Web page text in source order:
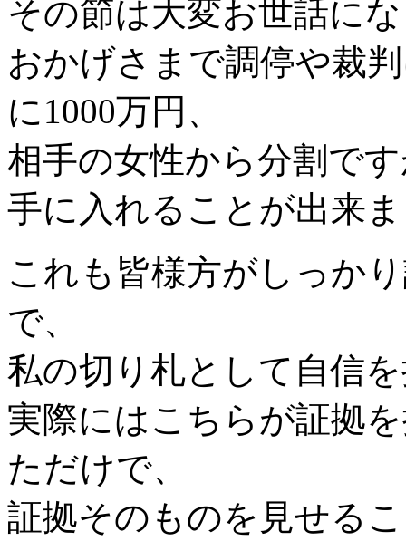
その節は大変お世話に
おかげさまで調停や裁
に1000万円、
相手の女性から分割で
手に入れることが出来
これも皆様方がしっか
で、
私の切り札として自信
実際にはこちらが証拠
ただけで、
証拠そのものを見せる